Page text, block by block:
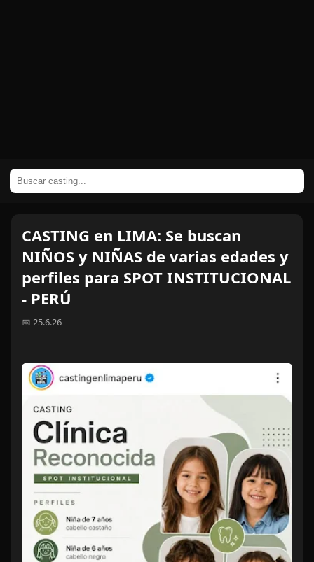
CASTING en LIMA: Se buscan
NIÑOS y NIÑAS de varias edades y
perfiles para SPOT INSTITUCIONAL
- PERÚ
📅 25.6.26